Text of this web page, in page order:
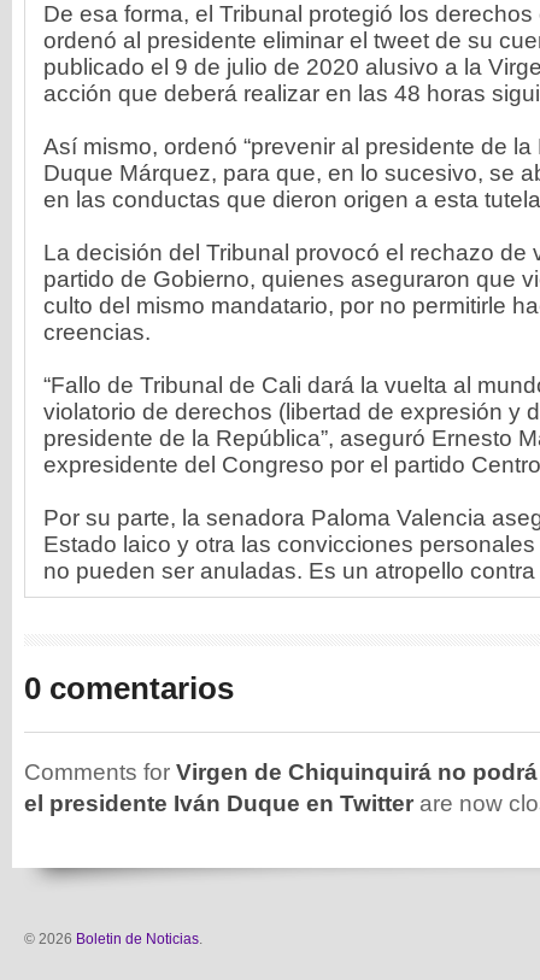
De esa forma, el Tribunal protegió los
ordenó al presidente eliminar el tweet de su
publicado el 9 de julio de 2020 alusivo a la
acción que deberá realizar en las 48 horas
Así mismo, ordenó “prevenir al presidente de
Duque Márquez, para que, en lo sucesivo, se
en las conductas que dieron origen a esta
La decisión del Tribunal provocó el rechazo de
partido de Gobierno, quienes aseguraron que
culto del mismo mandatario, por no permitirle
creencias.
“Fallo de Tribunal de Cali dará la vuelta al
violatorio de derechos (libertad de expresión y
presidente de la República”, aseguró Ernesto
expresidente del Congreso por el partido
Por su parte, la senadora Paloma Valencia
Estado laico y otra las convicciones
no pueden ser anuladas. Es un atropello contra
0 comentarios
Comments for Virgen de Chiquinquirá no
el presidente Iván Duque en Twitter are now
© 2026 Boletin de Noticias.